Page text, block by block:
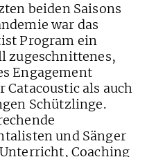
beiden Saisons
war das
Program ein
zugeschnittenes,
Engagement
Catacoustic als auch
Schützlinge.
und Sänger
Coaching